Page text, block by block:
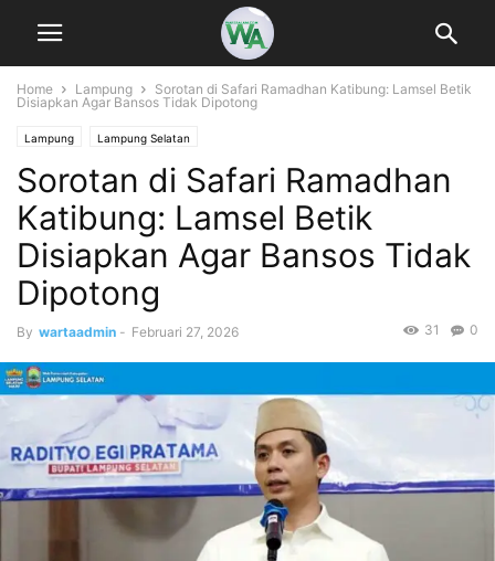
Home Lampung
Sorotan di Safari Ramadhan Katibung: Lamsel Betik
Disiapkan Agar Bansos Tidak Dipotong
Lampung Lampung Selatan
Sorotan di Safari Ramadhan
Katibung: Lamsel Betik
Disiapkan Agar Bansos Tidak
Dipotong
By wartaadmin - Februari 27, 2026 0
31